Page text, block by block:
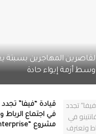
المهاجرين
وسط أزمة إيواء حادة
قيادة “فيفا” تجدد
في اجتماع الرباط
مشروع “FIFA Forward Enterprise”